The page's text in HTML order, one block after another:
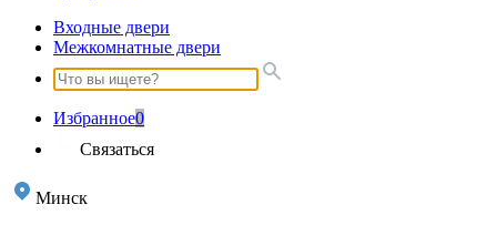
Входные двери
Межкомнатные двери
Избранное0
Связаться
Минск